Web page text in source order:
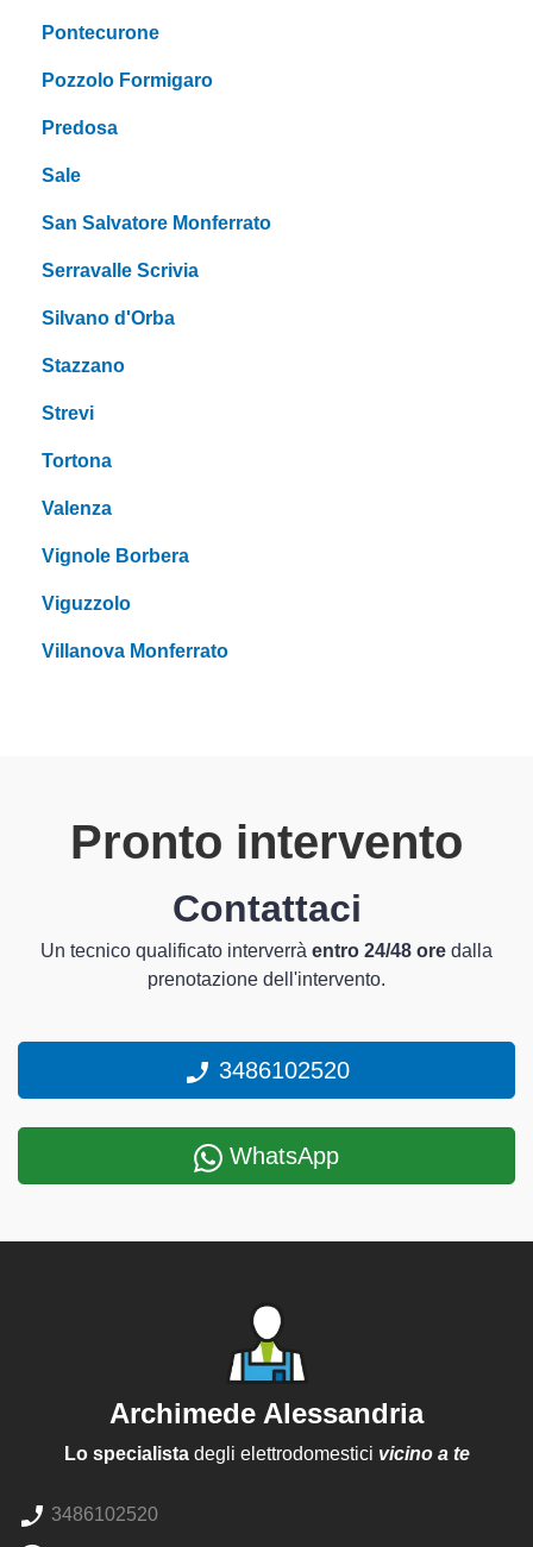
Pontecurone
Pozzolo Formigaro
Predosa
Sale
San Salvatore Monferrato
Serravalle Scrivia
Silvano d'Orba
Stazzano
Strevi
Tortona
Valenza
Vignole Borbera
Viguzzolo
Villanova Monferrato
Pronto intervento
Contattaci
Un tecnico qualificato interverrà entro 24/48 ore dalla
prenotazione dell'intervento.
3486102520
WhatsApp
Archimede Alessandria
Lo specialistadegli elettrodomestici vicino a te
3486102520